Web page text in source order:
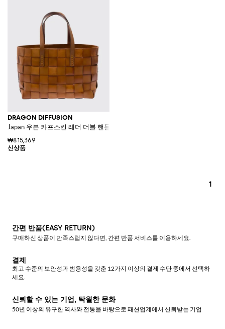
DRAGON DIFFUSION
Japan 우븐 카프스킨 레더 더블 핸들 핸드백
₩815,369
1
간편 반품(EASY RETURN)
구매하신 상품이 만족스럽지 않다면, 간편 반품 서비스를 이용하세요.
결제
최고 수준의 보안성과 범용성을 갖춘 12가지 이상의 결제 수단 중에서 선택하
세요.
신뢰할 수 있는 기업, 탁월한 문화
50년 이상의 유구한 역사와 전통을 바탕으로 패션업계에서 신뢰받는 기업